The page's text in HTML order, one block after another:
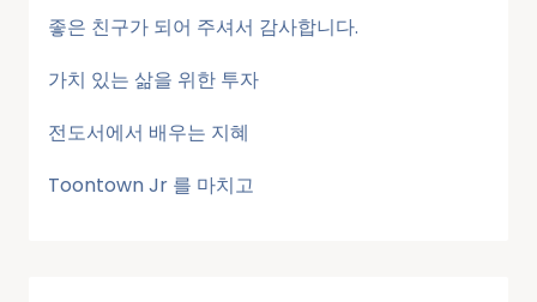
좋은 친구가 되어 주셔서 감사합니다.
가치 있는 삶을 위한 투자
전도서에서 배우는 지혜
Toontown Jr 를 마치고